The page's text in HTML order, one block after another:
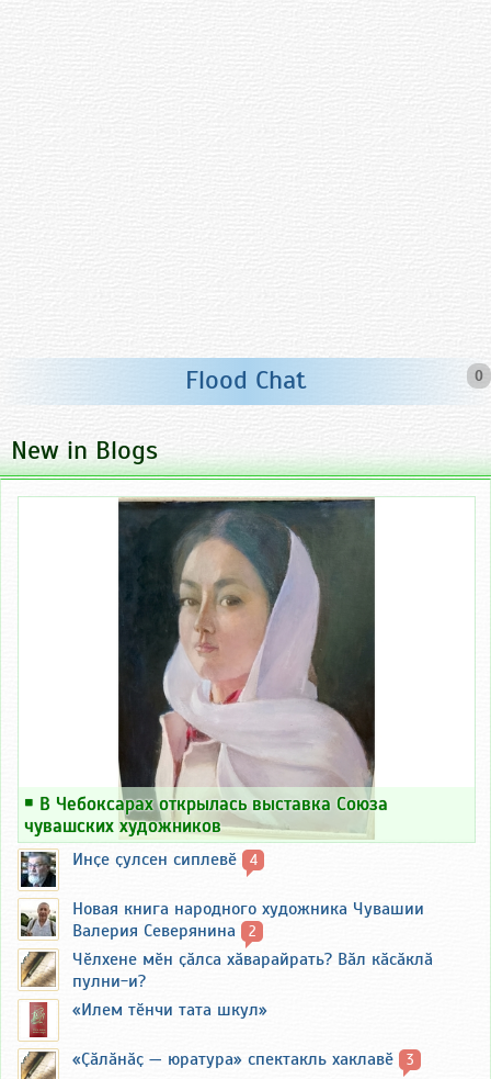
0
Flood Chat
New in Blogs
￭ В Чебоксарах открылась выставка Союза
чувашских художников
Инҫе ҫулсен сиплевӗ 4
Новая книга народного художника Чувашии
Валерия Северянина
2
Чӗлхене мӗн ҫӑлса хӑварайрать? Вӑл кӑсӑклӑ
пулни-и?
«Илем тӗнчи тата шкул»
«Ҫӑлӑнӑҫ — юратура» спектакль хаклавӗ 3